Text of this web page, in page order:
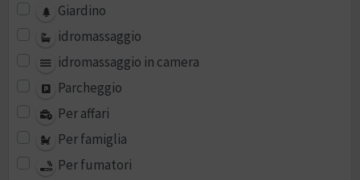
Giardino
idromassaggio
idromassaggio in camera
Parcheggio
Per affari
Per famiglia
Per fumatori